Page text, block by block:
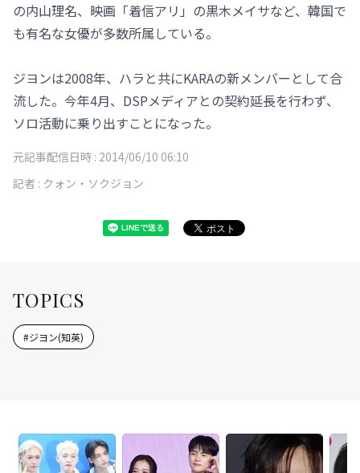
の内山理名、映画「着信アリ」の黒木メイサなど、韓国で
も有名な女優が多数所属している。
ジヨンは2008年、ハラと共にKARAの新メンバーとして合
流した。今年4月、DSPメディアとの契約延長を行わず、
ソロ活動に乗り出すことになった。
元記事配信日時 : 2014/06/10 06:10
記者 : クォン・ソクジョン
TOPICS
#ジヨン(知英)